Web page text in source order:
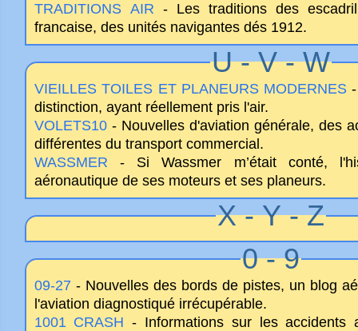
TRADITIONS AIR - Les traditions des
francaise, des unités navigantes dés 1912.
U - V - W
VIEILLES TOILES ET PLANEURS MODERNES
distinction, ayant réellement pris l'air.
VOLETS10 - Nouvelles d'aviation générale, des
différentes du transport commercial.
WASSMER - Si Wassmer m’était conté,
aéronautique de ses moteurs et ses planeurs.
X - Y - Z
0 - 9
09-27 - Nouvelles des bords de pistes, un blog
l'aviation diagnostiqué irrécupérable.
1001 CRASH - Informations sur les accidents